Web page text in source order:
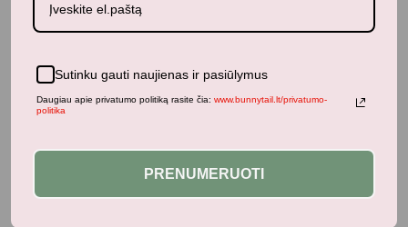
Apranga
Petit by Sofie Schnoor vaikiški guminiai batai su
Sutinku gauti naujienas ir pasiūlymus
Daugiau apie privatumo politiką rasite čia: www.bunnytail.lt/privatumo-
politika
PRENUMERUOTI